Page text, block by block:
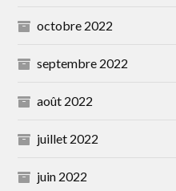
octobre 2022
septembre 2022
août 2022
juillet 2022
juin 2022